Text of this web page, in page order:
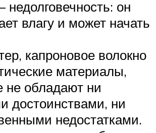
недолговечность: он
влагу и может начать
капроновое волокно
материалы,
не обладают ни
достоинствами, ни
недостатками.